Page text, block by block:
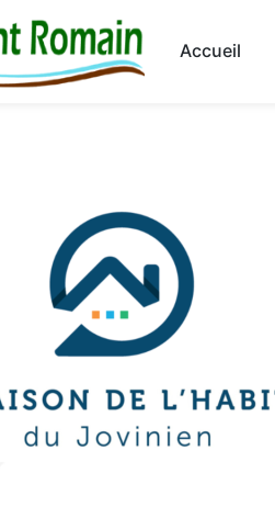
Accueil